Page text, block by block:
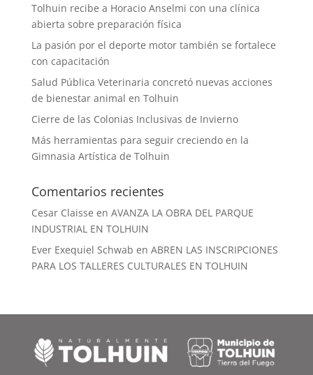
Tolhuin recibe a Horacio Anselmi con una clínica
abierta sobre preparación física
La pasión por el deporte motor también se fortalece
con capacitación
Salud Pública Veterinaria concretó nuevas acciones
de bienestar animal en Tolhuin
Cierre de las Colonias Inclusivas de Invierno
Más herramientas para seguir creciendo en la
Gimnasia Artística de Tolhuin
Comentarios recientes
Cesar Claisse en AVANZA LA OBRA DEL PARQUE
INDUSTRIAL EN TOLHUIN
Ever Exequiel Schwab en ABREN LAS INSCRIPCIONES
PARA LOS TALLERES CULTURALES EN TOLHUIN